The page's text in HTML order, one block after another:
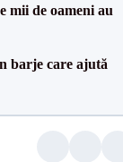
mii de oameni au
barje care ajută